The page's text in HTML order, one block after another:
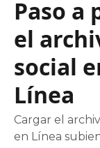
Paso a
el
social
Línea
Cargar el
en Línea